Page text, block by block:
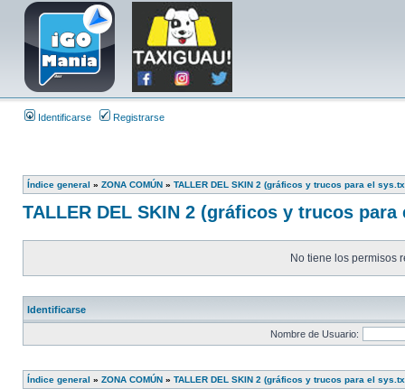
Identificarse Registrarse
Índice general » ZONA COMÚN » TALLER DEL SKIN 2 (gráficos y trucos para el
TALLER DEL SKIN 2 (gráficos y trucos
No tiene los permisos
Identificarse
Nombre de Usuario:
Índice general » ZONA COMÚN » TALLER DEL SKIN 2 (gráficos y trucos para el